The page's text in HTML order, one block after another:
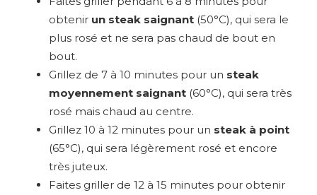
obtenir un steak saignant (50°C), qui sera le
plus rosé et ne sera pas chaud de bout en
bout.
Grillez de 7 à 10 minutes pour un steak
moyennement saignant (60°C), qui sera très
rosé mais chaud au centre.
Grillez 10 à 12 minutes pour un steak à point
(65°C), qui sera légèrement rosé et encore
très juteux.
Faites griller de 12 à 15 minutes pour obtenir